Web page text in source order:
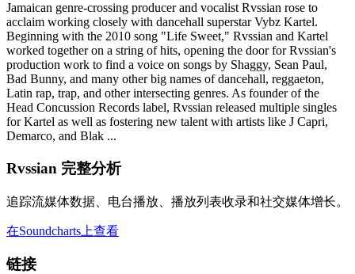
Jamaican genre-crossing producer and vocalist Rvssian rose to
acclaim working closely with dancehall superstar Vybz Kartel.
Beginning with the 2010 song "Life Sweet," Rvssian and Kartel
worked together on a string of hits, opening the door for Rvssian's
production work to find a voice on songs by Shaggy, Sean Paul,
Bad Bunny, and many other big names of dancehall, reggaeton,
Latin rap, trap, and other intersecting genres. As founder of the
Head Concussion Records label, Rvssian released multiple singles
for Kartel as well as fostering new talent with artists like J Capri,
Demarco, and Blak ...
Rvssian 完整分析
追踪流媒体数据、电台播放、播放列表收录和社交媒体增长。
在Soundcharts上查看
链接